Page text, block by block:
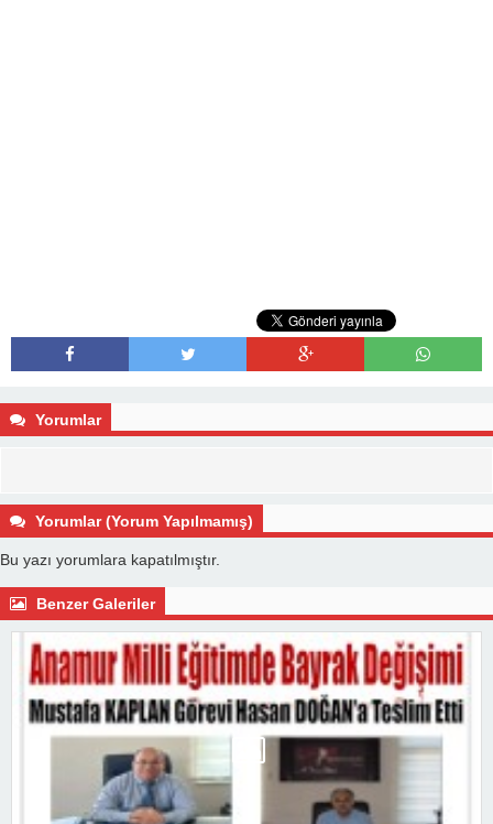
Yorumlar
Yorumlar (Yorum Yapılmamış)
Bu yazı yorumlara kapatılmıştır.
Benzer Galeriler